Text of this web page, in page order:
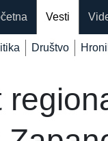
Vesti
Društvo